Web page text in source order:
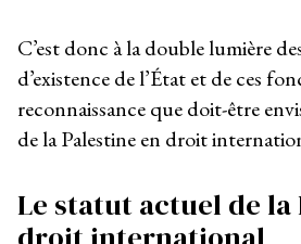
C’est donc à la double lumière
d’existence de l’État et de ces
reconnaissance que doit-être
de la Palestine en droit
Le statut actuel de la